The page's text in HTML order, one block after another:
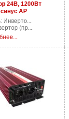
24В, 1200Вт
AP
: Инверто...
(пр...